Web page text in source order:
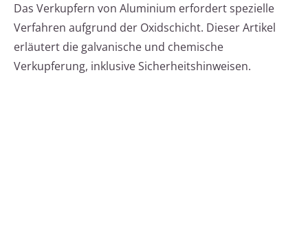
Das Verkupfern von Aluminium erfordert spezielle
Verfahren aufgrund der Oxidschicht. Dieser Artikel
erläutert die galvanische und chemische
Verkupferung, inklusive Sicherheitshinweisen.